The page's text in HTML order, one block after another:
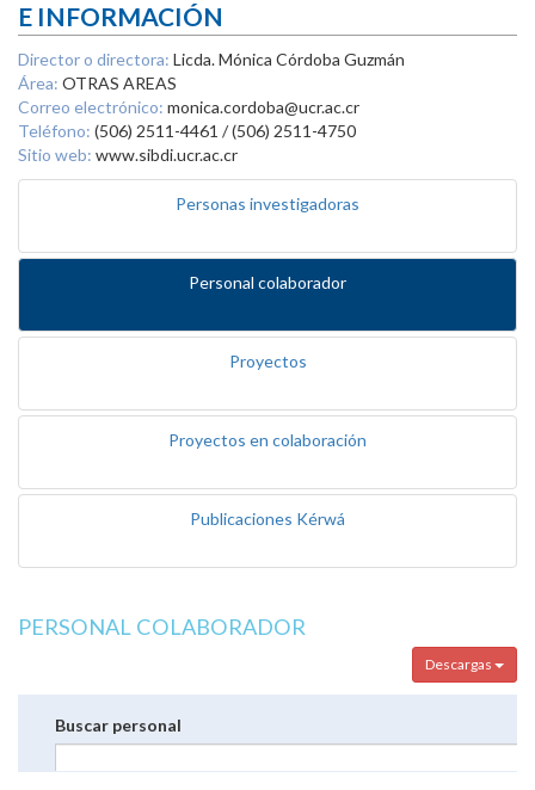
E INFORMACIÓN
Director o directora: Licda. Mónica Córdoba Guzmán
Área: OTRAS AREAS
Correo electrónico: monica.cordoba@ucr.ac.cr
Teléfono: (506) 2511-4461 / (506) 2511-4750
Sitio web: www.sibdi.ucr.ac.cr
Personas investigadoras
Personal colaborador
Proyectos
Proyectos en colaboración
Publicaciones Kérwá
PERSONAL COLABORADOR
Descargas
Buscar personal